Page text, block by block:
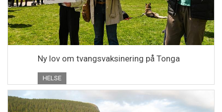
Ny lov om tvangsvaksinering på Tonga
HELSE